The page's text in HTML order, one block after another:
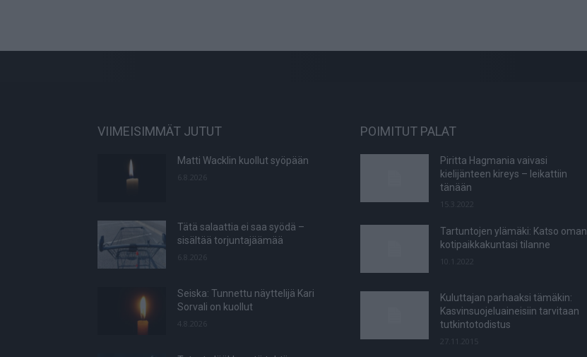
VIIMEISIMMÄT JUTUT
Matti Wacklin kuollut syöpään
6.8.2026
Tätä salaattia ei saa syödä –
sisältää torjuntajäämää
6.8.2026
Seiska: Tunnettu näyttelijä Kari
Sorvali on kuollut
4.8.2026
POIMITUT PALAT
Piritta Hagmania vaivasi
kielijänteen kireys – leikattiin
tänään
15.3.2022
Tartuntojen ylämäki: Katso oman
kotipaikkakuntasi tilanne
10.1.2022
Kuluttajan parhaaksi tämäkin:
Kasvinsuojeluaineisiin tarvitaan
tutkintotodistus
27.11.2015